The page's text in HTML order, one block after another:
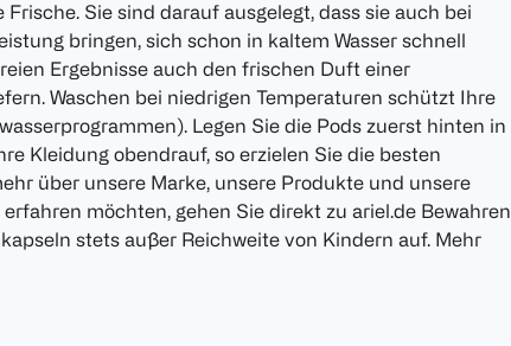
Sie sind darauf ausgelegt, dass sie auch bei
bringen, sich schon in kaltem Wasser schnell
Ergebnisse auch den frischen Duft einer
Waschen bei niedrigen Temperaturen schützt Ihre
Legen Sie die Pods zuerst hinten in
Kleidung obendrauf, so erzielen Sie die besten
über unsere Marke, unsere Produkte und unsere
möchten, gehen Sie direkt zu ariel.de Bewahren
stets außer Reichweite von Kindern auf. Mehr